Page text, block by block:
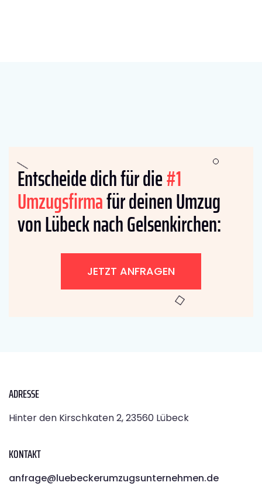
Entscheide dich für die#1
Umzugsfirmafür deinen Umzug
von Lübeck nach Gelsenkirchen:
JETZT ANFRAGEN
ADRESSE
Hinter den Kirschkaten 2, 23560 Lübeck
KONTAKT
anfrage@luebeckerumzugsunternehmen.de